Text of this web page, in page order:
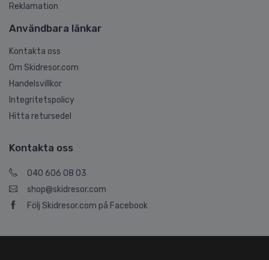
Reklamation
Användbara länkar
Kontakta oss
Om Skidresor.com
Handelsvillkor
Integritetspolicy
Hitta retursedel
Kontakta oss
040 606 08 03
shop@skidresor.com
Följ Skidresor.com på Facebook